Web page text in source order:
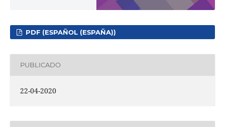
PDF (ESPAÑOL (ESPAÑA))
PUBLICADO
22-04-2020